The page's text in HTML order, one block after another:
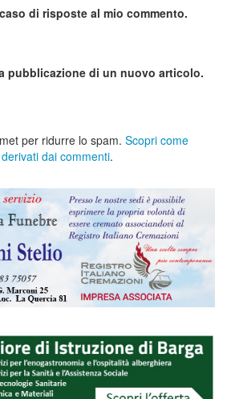
di risposte al mio commento.
pubblicazione di un nuovo articolo.
per ridurre lo spam. Scopri come
dai commenti.